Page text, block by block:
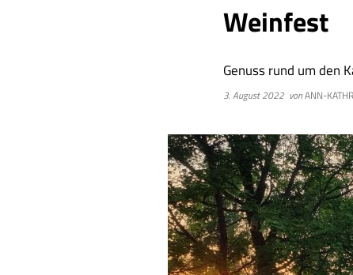
Weinfest
Genuss rund um den
3. August 2022 vonANN-